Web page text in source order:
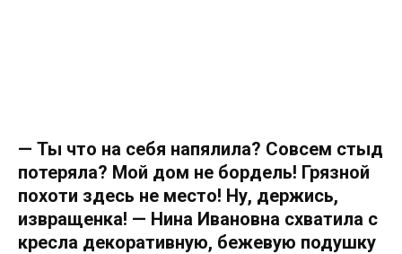
— Ты что на себя напялила? Совсем стыд
потеряла? Мой дом не бордель! Грязной
похоти здесь не место! Ну, держись,
извращенка! — Нина Ивановна схватила с
кресла декоративную, бежевую подушку